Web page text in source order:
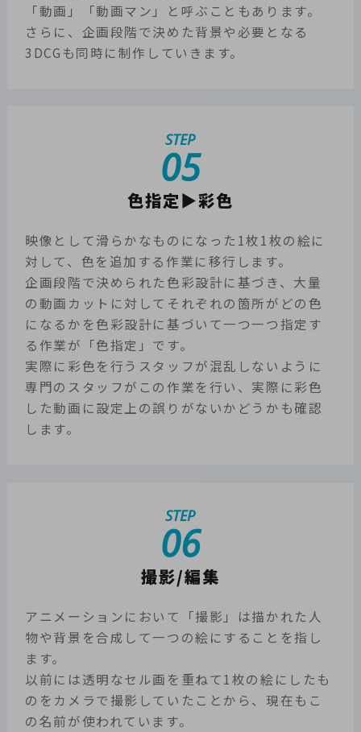
「動画」「動画マン」と呼ぶこともあります。
さらに、企画段階で決めた背景や必要となる
3DCGも同時に制作していきます。
STEP
05
色指定▶彩色
映像として滑らかなものになった1枚1枚の絵に
対して、色を追加する作業に移行します。
企画段階で決められた色彩設計に基づき、大量
の動画カットに対してそれぞれの箇所がどの色
になるかを色彩設計に基づいて一つ一つ指定す
る作業が「色指定」です。
実際に彩色を行うスタッフが混乱しないように
専門のスタッフがこの作業を行い、実際に彩色
した動画に設定上の誤りがないかどうかも確認
します。
STEP
06
撮影/編集
アニメーションにおいて「撮影」は描かれた人
物や背景を合成して一つの絵にすることを指し
ます。
以前には透明なセル画を重ねて1枚の絵にしたも
のをカメラで撮影していたことから、現在もこ
の名前が使われています。